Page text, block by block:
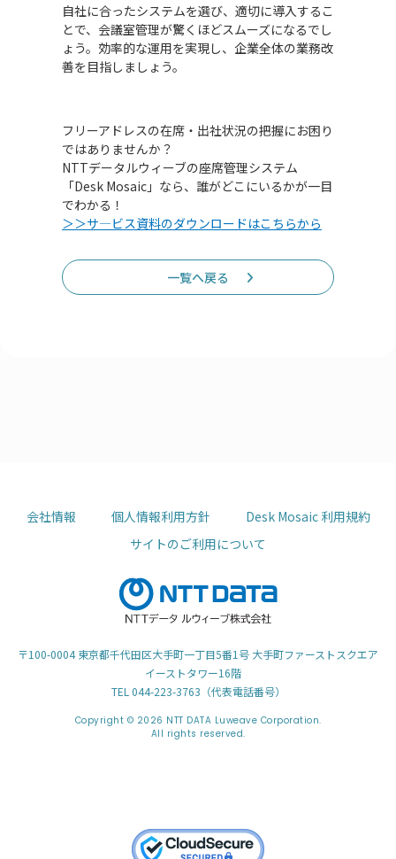
自社に合ったシステムを選び、適切に導入するこ
とで、会議室管理が驚くほどスムーズになるでし
ょう。効率的な運用を実現し、企業全体の業務改
善を目指しましょう。
フリーアドレスの在席・出社状況の把握にお困り
ではありませんか？
NTTデータルウィーブの座席管理システム
「Desk Mosaic」なら、誰がどこにいるかが一目
でわかる！
＞＞サ―ビス資料のダウンロードはこちらから
一覧へ戻る
会社情報 個人情報利用方針
Desk Mosaic 利用規約
サイトのご利用について
〒100-0004 東京都千代田区大手町一丁目5番1号 大手町ファーストスクエア
イーストタワー16階
TEL 044-223-3763（代表電話番号）
Copyright © 2026 NTT DATA Luweave Corporation.
All rights reserved.